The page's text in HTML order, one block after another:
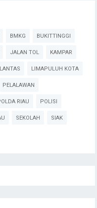
BMKG BUKITTINGGI
JALAN TOL KAMPAR
LIMAPULUH KOTA
PELALAWAN
RIAU POLISI
SEKOLAH SIAK